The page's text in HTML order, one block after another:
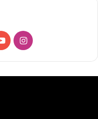
YouTubeInstagram